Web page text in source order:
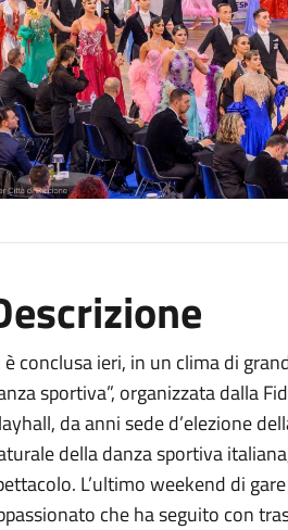
è conclusa ieri, in un clima di
sportiva”, organizzata dalla
da anni sede d’elezione
della danza sportiva
L’ultimo weekend di
che ha seguito con